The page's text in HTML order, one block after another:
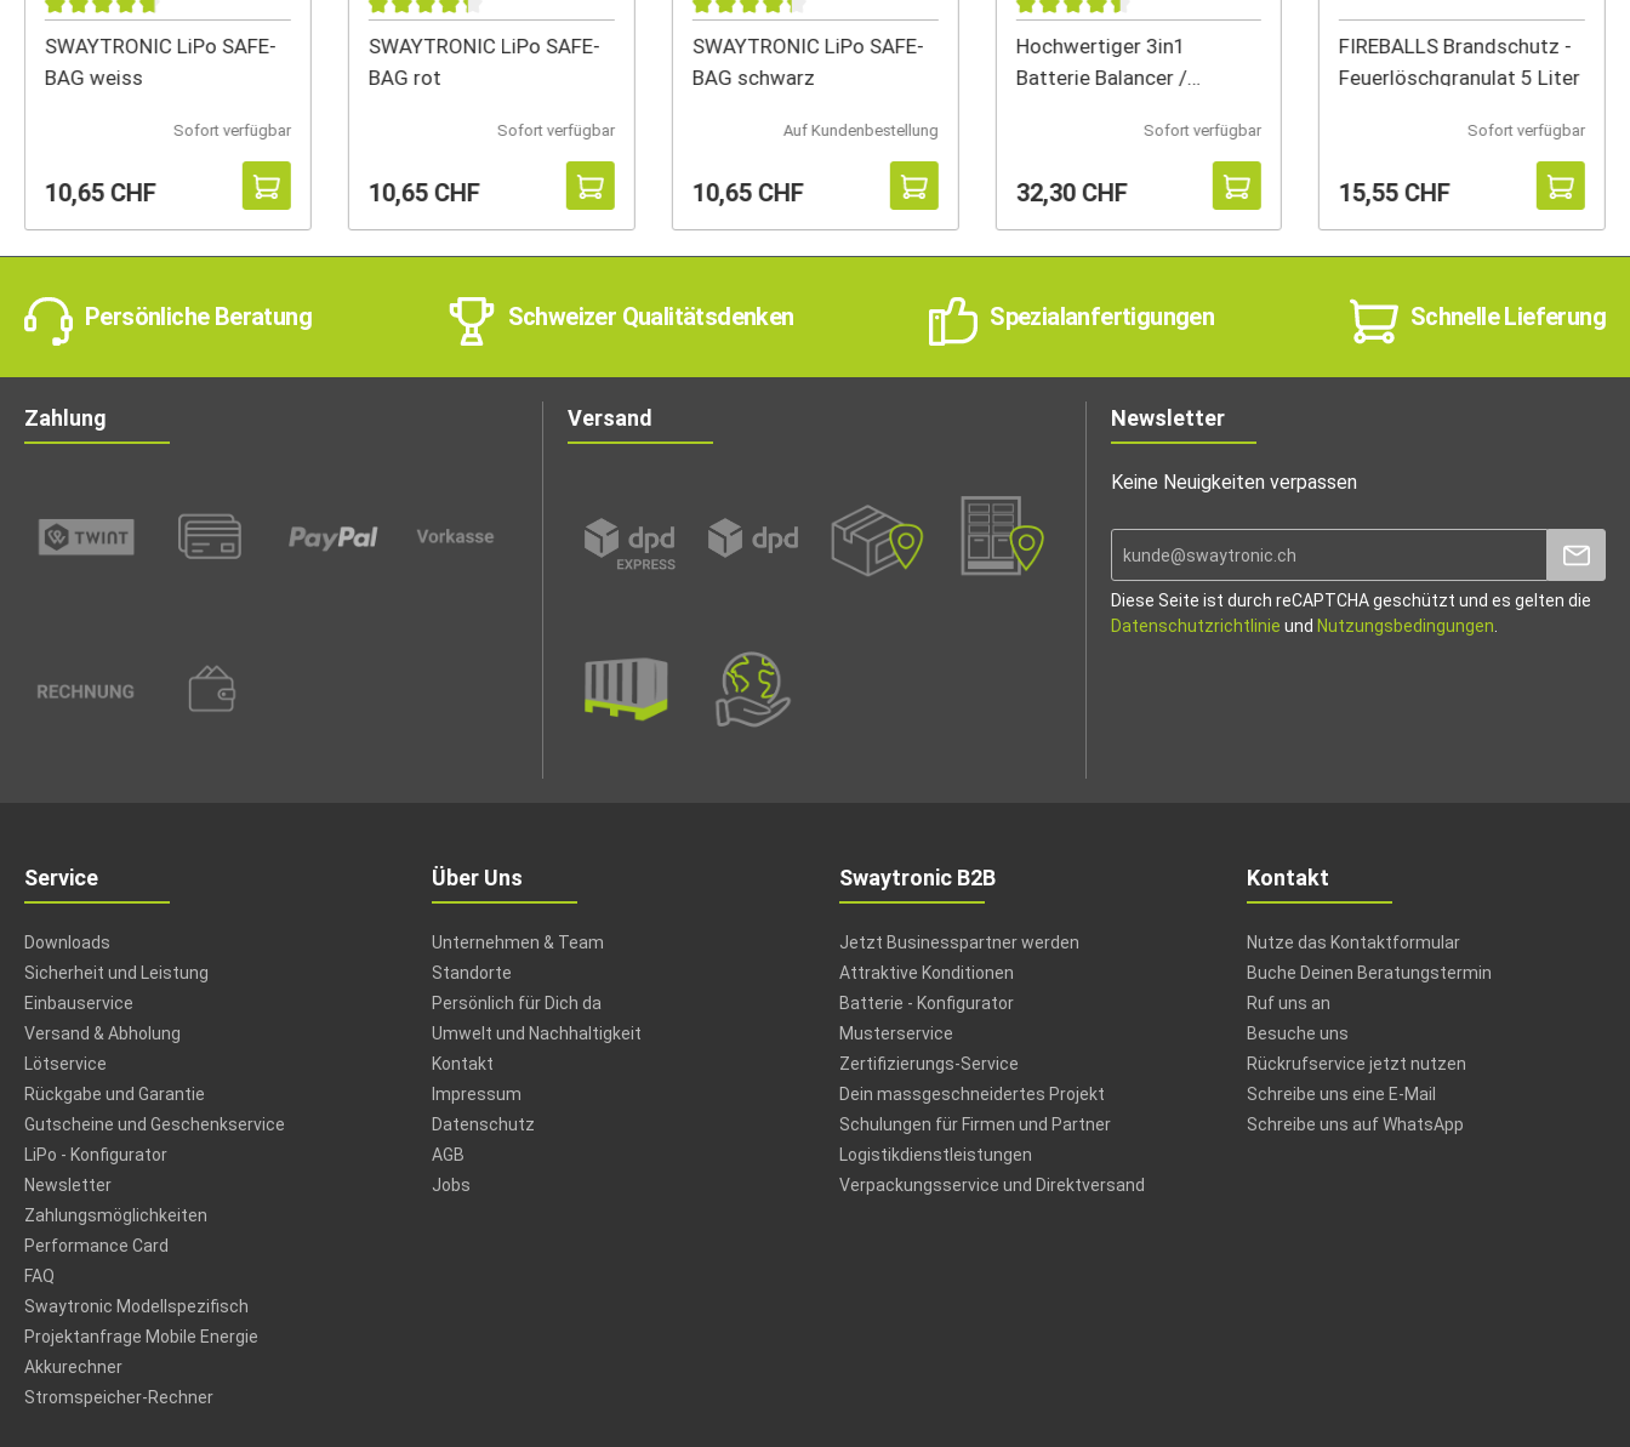
SWAYTRONIC LiPo SAFE-
BAG weiss
Sofort verfügbar
10,65 CHF
SWAYTRONIC LiPo SAFE-
BAG rot
Sofort verfügbar
10,65 CHF
SWAYTRONIC LiPo SAFE-
BAG schwarz
Auf Kundenbestellung
10,65 CHF
Hochwertiger 3in1
Batterie Balancer /
Sofort verfügbar
32,30 CHF
FIREBALLS Brandschutz -
Feuerlöschgranulat 5 Liter
Sofort verfügbar
15,55 CHF
Persönliche Beratung Schweizer Qualitätsdenken Spezialanfertigungen Schnelle Lieferung
Zahlung Versand Newsletter
Keine Neuigkeiten verpassen
Diese Seite ist durch reCAPTCHA geschützt und es gelten die
Datenschutzrichtlinie und Nutzungsbedingungen
Service
Downloads
Sicherheit und Leistung
Einbauservice
Versand & Abholung
Lötservice
Rückgabe und Garantie
Gutscheine und Geschenkservice
LiPo - Konfigurator
Newsletter
Zahlungsmöglichkeiten
Performance Card
FAQ
Swaytronic Modellspezifisch
Projektanfrage Mobile Energie
Akkurechner
Stromspeicher-Rechner
Über Uns
Unternehmen & Team
Standorte
Persönlich für Dich da
Umwelt und Nachhaltigkeit
Kontakt
Impressum
Datenschutz
AGB
Jobs
Swaytronic B2B
Jetzt Businesspartner werden
Attraktive Konditionen
Batterie - Konfigurator
Musterservice
Zertifizierungs-Service
Dein massgeschneidertes Projekt
Schulungen für Firmen und Partner
Logistikdienstleistungen
Verpackungsservice und Direktversand
Kontakt
Nutze das Kontaktformular
Buche Deinen Beratungstermin
Ruf uns an
Besuche uns
Rückrufservice jetzt nutzen
Schreibe uns eine E-Mail
Schreibe uns auf WhatsApp